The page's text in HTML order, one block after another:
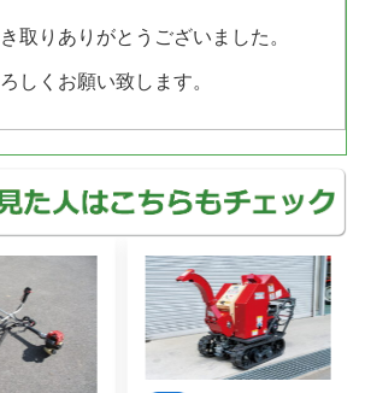
取りありがとうございました。
しくお願い致します。